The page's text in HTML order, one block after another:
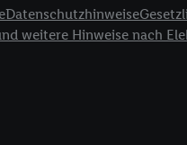
Datenschutzhinweise
weitere Hinweise nach
übermittelter
basierten Utiq-
der Angebote. Analyse von